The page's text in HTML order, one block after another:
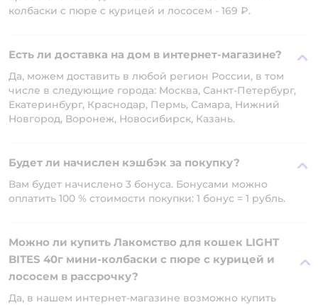
колбаски с пюре с курицей и лососем - 169 ₽.
Есть ли доставка на дом в интернет-магазине?
Да, можем доставить в любой регион России, в том
числе в следующие города: Москва, Санкт-Петербург,
Екатеринбург, Краснодар, Пермь, Самара, Нижний
Новгород, Воронеж, Новосибирск, Казань.
Будет ли начислен кэшбэк за покупку?
Вам будет начислено 3 бонуса. Бонусами можно
оплатить 100 % стоимости покупки: 1 бонус = 1 рубль.
Можно ли купить Лакомство для кошек LIGHT
BITES 40г мини-колбаски с пюре с курицей и
лососем в рассрочку?
Да, в нашем интернет-магазине возможно купить